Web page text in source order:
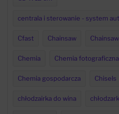
centrala i sterowanie - system
Cfast Chainsaw
Chemia Chemia
Chemia gospodarcza Chisels
chłodzairka do wina